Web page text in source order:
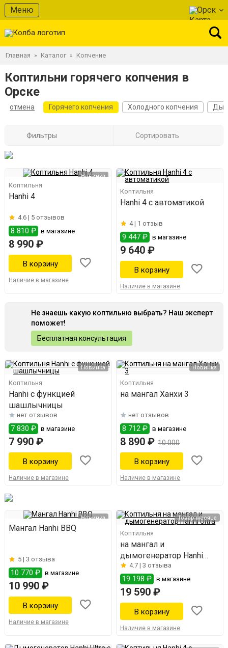
Меню Орск
Главная » Каталог » Копчение
Коптильни горячего копчения в
Орске
отмена Горячего копчения Холодного копчения
Фильтры Сортировать
Новинка
Коптильня
Hanhi 4
4.6 | 5 отзывов
8 810 ₽ в магазине
8 990 ₽
Наличие в магазине
Коптильня
Hanhi 4 с автоматикой
4 | 1 отзыв
9 447 ₽ в магазине
9 640 ₽
Наличие в магазине
Не знаешь какую коптильню выбрать? Наш эксперт
поможет!
Бесплатная консультация
Новинка
Коптильня
Hanhi с функцией
шашлычницы
нет отзывов
7 830 ₽ в магазине
7 990 ₽
Наличие в магазине
Новинка
Коптильня
на мангал Ханхи 3
нет отзывов
8 712 ₽ в магазине
8 890 ₽ 10 000
Наличие в магазине
Новинка
Мангал Hanhi BBQ
5 | 3 отзыва
10 770 ₽ в магазине
10 990 ₽
Наличие в магазине
Товар месяца
Коптильня
на мангал и
дымогенератор Hanhi
Ultra4.7 |3 отзыва
19 198 ₽ в магазине
19 590 ₽
Наличие в магазине